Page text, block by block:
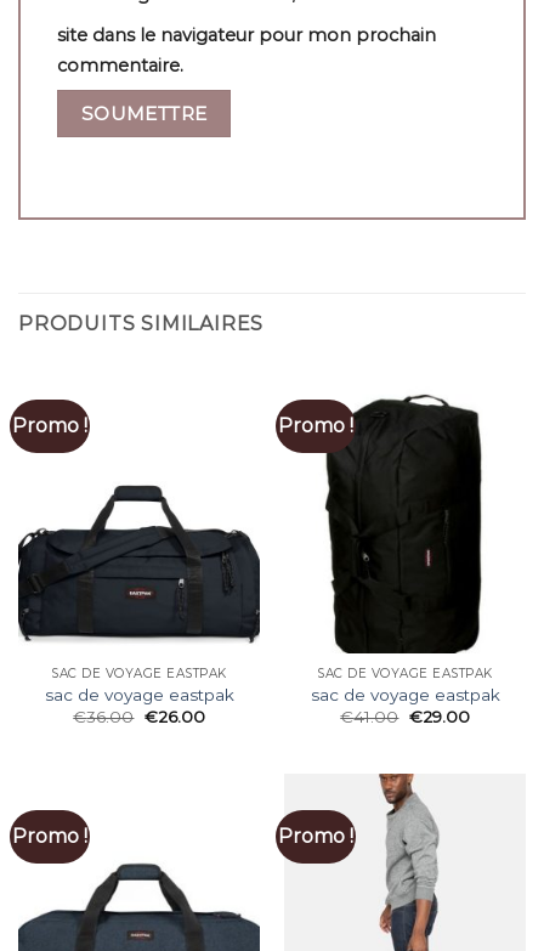
site dans le navigateur pour mon prochain
commentaire.
PRODUITS SIMILAIRES
Promo !
SAC DE VOYAGE EASTPAK
sac de voyage eastpak
€36.00 €26.00
Promo !
SAC DE VOYAGE EASTPAK
sac de voyage eastpak
€41.00 €29.00
Promo ! Promo !